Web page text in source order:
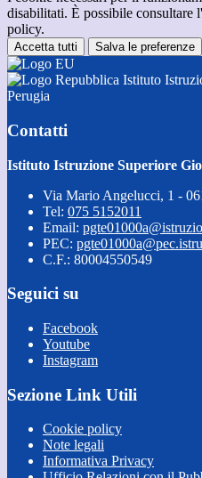
disabilitati. È possibile consultare
policy.
Accetta tutti Salva le preferenze
Istituto
Perugia
Contatti
Istituto Istruzione Superiore
Via Mario Angelucci, 1 -
Tel: 075 5152011
Email:
PEC:
C.F.: 80004550549
Seguici su
Facebook
Youtube
Instagram
Sezione Link Utili
Cookie policy
Note legali
Informativa Privacy